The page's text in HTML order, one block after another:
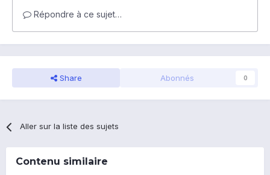
Répondre à ce sujet…
Share Abonnés 0
Aller sur la liste des sujets
Contenu similaire